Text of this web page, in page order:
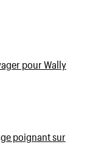
pour Wally
poignant sur